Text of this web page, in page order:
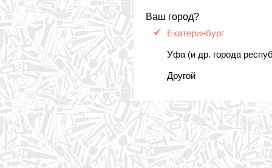
Ваш город?
Екатеринбург
Уфа (и др. города
Другой